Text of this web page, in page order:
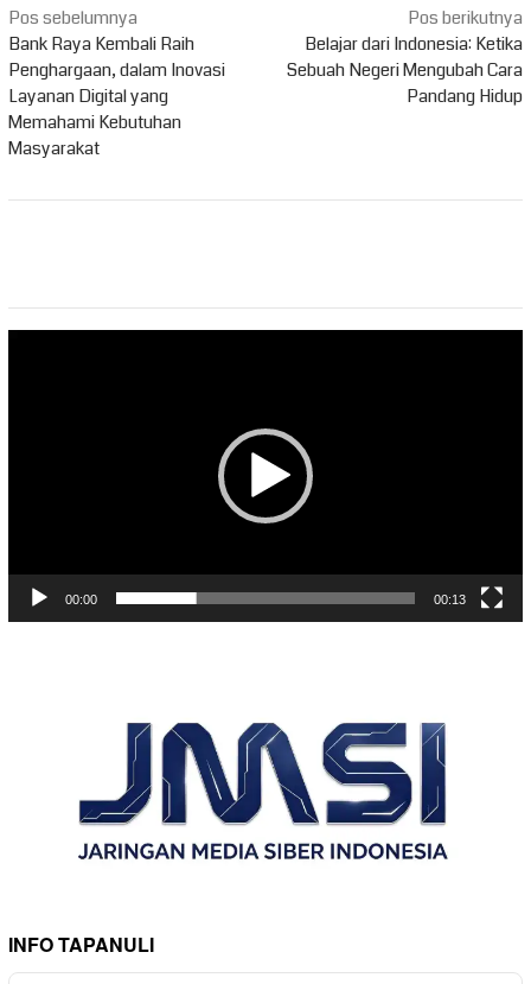
Navigasi
pos
Pos sebelumnya
Bank Raya Kembali Raih
Penghargaan, dalam Inovasi
Layanan Digital yang
Memahami Kebutuhan
Masyarakat
Pos berikutnya
Belajar dari Indonesia: Ketika
Sebuah Negeri Mengubah Cara
Pandang Hidup
00:00 00:13
INFO TAPANULI